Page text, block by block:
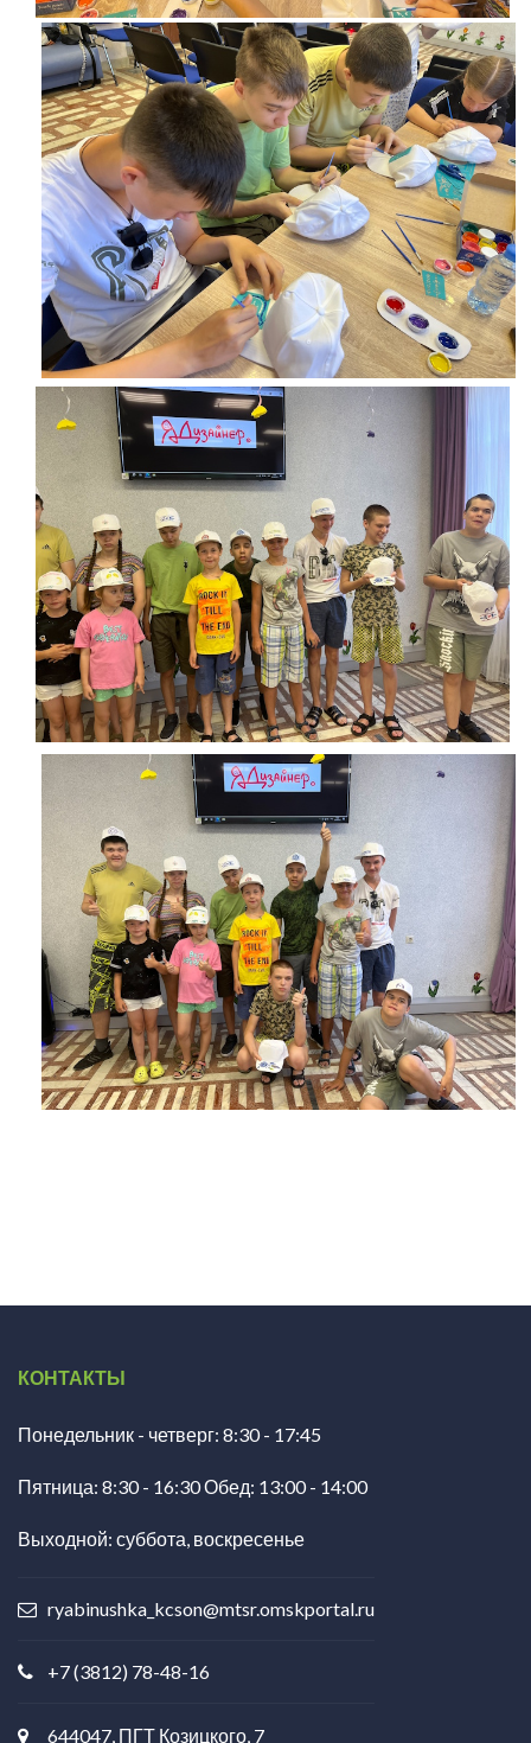
КОНТАКТЫ
Понедельник - четверг: 8:30 - 17:45
Пятница: 8:30 - 16:30 Обед: 13:00 - 14:00
Выходной: суббота, воскресенье
ryabinushka_kcson@mtsr.omskportal.ru
+7 (3812) 78-48-16
644047, ПГТ Козицкого, 7